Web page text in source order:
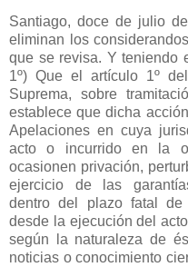
Santiago, doce de julio
eliminan los
que se revisa. Y teniendo
1º) Que el artículo 1º
Suprema, sobre
establece que dicha
Apelaciones en cuya
acto o incurrido en la
ocasionen privación,
ejercicio de las
dentro del plazo fatal de
desde la ejecución del
según la naturaleza de
noticias o conocimiento